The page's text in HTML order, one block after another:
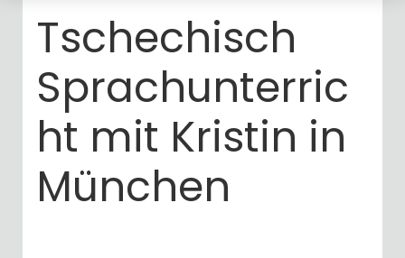
Tschechisch
Sprachunterric
ht mit Kristin in
München